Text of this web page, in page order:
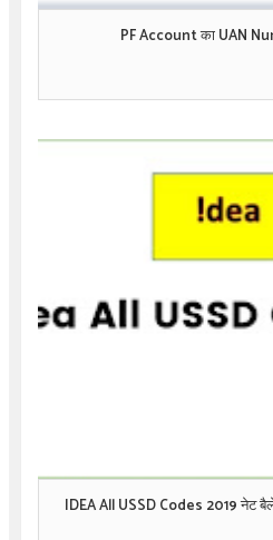
PF Account का UAN
IDEA All USSD Codes 2019 नेट